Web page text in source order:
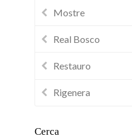
Mostre
Real Bosco
Restauro
Rigenera
Cerca